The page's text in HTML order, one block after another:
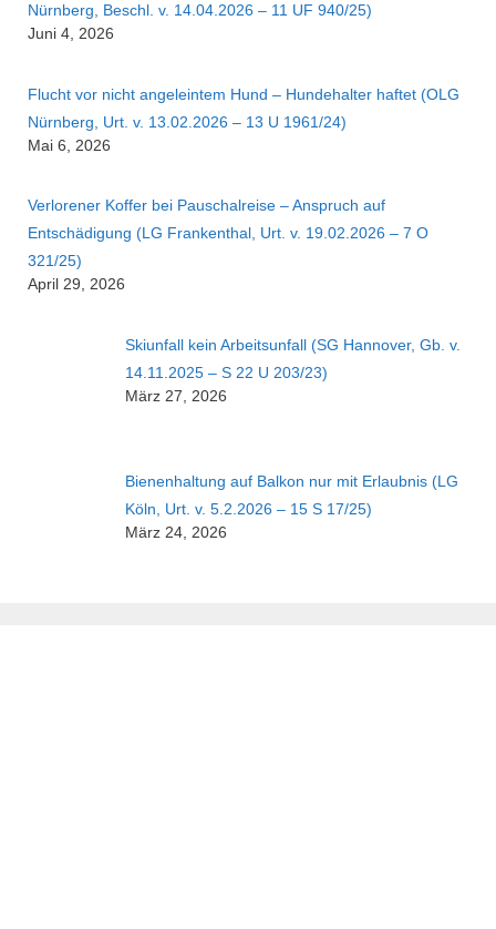
Nürnberg, Beschl. v. 14.04.2026 – 11 UF 940/25)
Juni 4, 2026
Flucht vor nicht angeleintem Hund – Hundehalter haftet (OLG
Nürnberg, Urt. v. 13.02.2026 – 13 U 1961/24)
Mai 6, 2026
Verlorener Koffer bei Pauschalreise – Anspruch auf
Entschädigung (LG Frankenthal, Urt. v. 19.02.2026 – 7 O
321/25)
April 29, 2026
Skiunfall kein Arbeitsunfall (SG Hannover, Gb. v.
14.11.2025 – S 22 U 203/23)
März 27, 2026
Bienenhaltung auf Balkon nur mit Erlaubnis (LG
Köln, Urt. v. 5.2.2026 – 15 S 17/25)
März 24, 2026